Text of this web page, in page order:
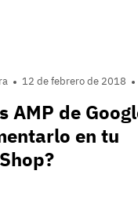
12 de febrero de 2018
AMP de
en tu